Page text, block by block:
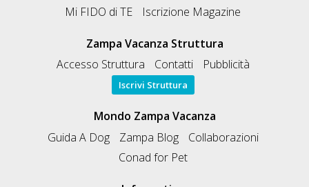
Mi FIDO di TE
Iscrizione Magazine
Zampa Vacanza Struttura
Accesso Struttura
Contatti Pubblicità
Iscrivi Struttura
Mondo Zampa Vacanza
Guida A Dog
Zampa Blog
Collaborazioni
Conad for Pet